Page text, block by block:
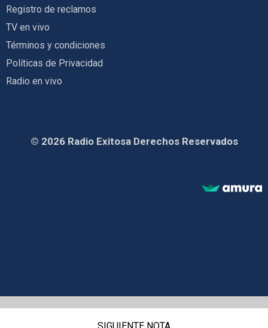
Registro de reclamos
TV en vivo
Términos y condiciones
Políticas de Privacidad
Radio en vivo
© 2026 Radio Exitosa Derechos Reservados